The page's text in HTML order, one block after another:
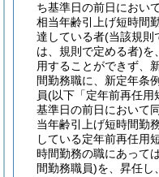
ち基準日の前日におい
相当年齢引上げ短時間
達している者(当該規則
は、規則で定める者)を
用することができず、
間勤務職に、新定年条
員(以下「定年前再任用
基準日の前日において
当年齢引上げ短時間勤
している定年前再任用
時間勤務の職にあって
間勤務職員)を、昇任し